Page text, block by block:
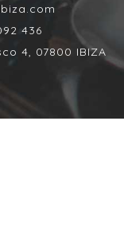
436
4, 07800 IBIZA